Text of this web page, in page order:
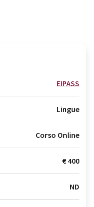
EIPASS
Lingue
Corso Online
€ 400
ND